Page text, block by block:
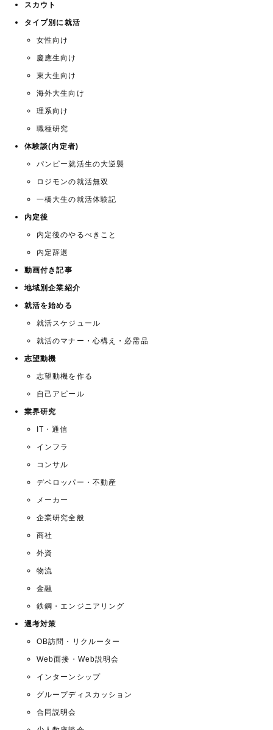
スカウト
タイプ別に就活
女性向け
慶應生向け
東大生向け
海外大生向け
理系向け
職種研究
体験談(内定者)
パンピー就活生の大逆襲
ロジモンの就活無双
一橋大生の就活体験記
内定後
内定後のやるべきこと
内定辞退
動画付き記事
地域別企業紹介
就活を始める
就活スケジュール
就活のマナー・心構え・必需品
志望動機
志望動機を作る
自己アピール
業界研究
IT・通信
インフラ
コンサル
デベロッパー・不動産
メーカー
企業研究全般
商社
外資
物流
金融
鉄鋼・エンジニアリング
選考対策
OB訪問・リクルーター
Web面接・Web説明会
インターンシップ
グループディスカッション
合同説明会